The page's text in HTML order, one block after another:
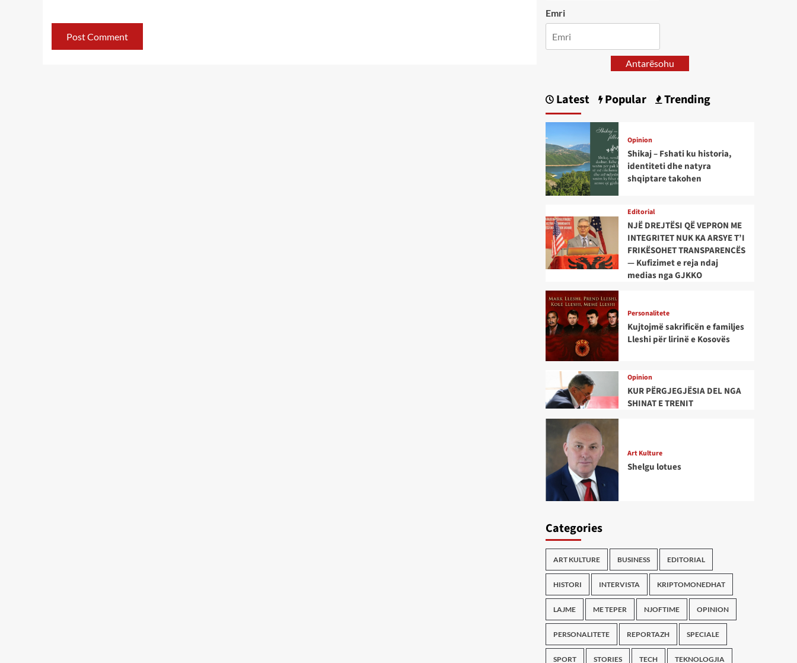
Emri
Antarësohu
Latest Popular Trending
Opinion
Shikaj – Fshati ku historia,
identiteti dhe natyra
shqiptare takohen
Editorial
NJË DREJTËSI QË VEPRON ME
INTEGRITET NUK KA ARSYE T’I
FRIKËSOHET TRANSPARENCËS
— Kufizimet e reja ndaj
medias nga GJKKO
Personalitete
Kujtojmë sakrificën e familjes
Lleshi për lirinë e Kosovës
Opinion
KUR PËRGJEGJËSIA DEL NGA
SHINAT E TRENIT
Art Kulture
Shelgu lotues
Categories
ART KULTURE BUSINESS EDITORIAL
HISTORI INTERVISTA KRIPTOMONEDHAT
LAJME ME TEPER NJOFTIME OPINION
PERSONALITETE REPORTAZH SPECIALE
SPORT STORIES TECH TEKNOLOGJIA